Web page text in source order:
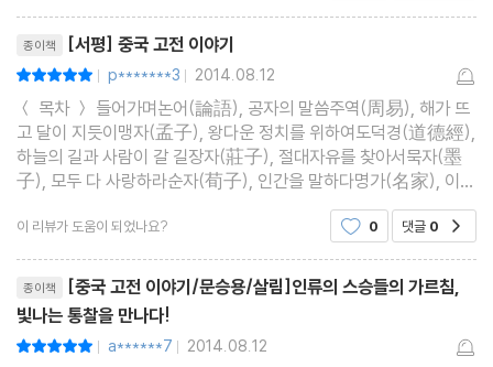
종이책 [서평] 중국 고전 이야기
| p*******3 | 2014.08.12
＜ 목차 ＞ 들어가며논어(論語), 공자의 말씀주역(周易), 해가 뜨
고 달이 지듯이맹자(孟子), 왕다운 정치를 위하여도덕경(道德經),
하늘의 길과 사람이 갈 길장자(莊子), 절대자유를 찾아서묵자(墨
子), 모두 다 사랑하라순자(荀子), 인간을 말하다명가(名家), 이름
을 탐구하다관자(管子), 먹고 입을 것이 풍족해야한비자(韓非子),
오로지 법대로 ​살림지식총서시리즈의 491번째 책으
이 리뷰가 도움이 되었나요? 0 댓글 0
종이책
[중국 고전 이야기/문승용/살림]인류의 스승들의 가르침,
빛나는 통찰을 만나다!
| a******7 | 2014.08.12